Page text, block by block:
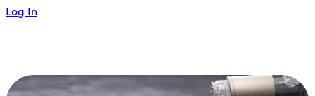
Log In